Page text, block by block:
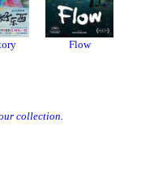
collection.
Flow